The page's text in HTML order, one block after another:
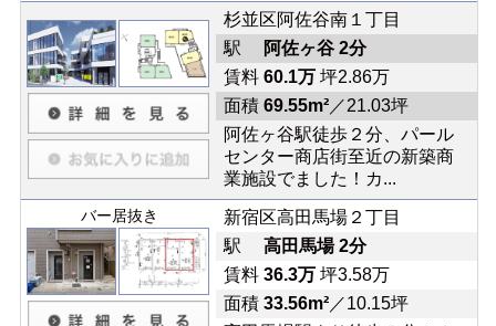
杉並区阿佐谷南１丁目
駅
阿佐ヶ谷 2分
賃料 60.1万坪2.86万
面積 69.55m²／21.03坪
阿佐ヶ谷駅徒歩２分、パール
センター商店街至近の新築商
業施設でました！カ...
バー居抜き
新宿区高田馬場２丁目
駅 高田馬場 2分
賃料 36.3万坪3.58万
面積 33.56m²／10.15坪